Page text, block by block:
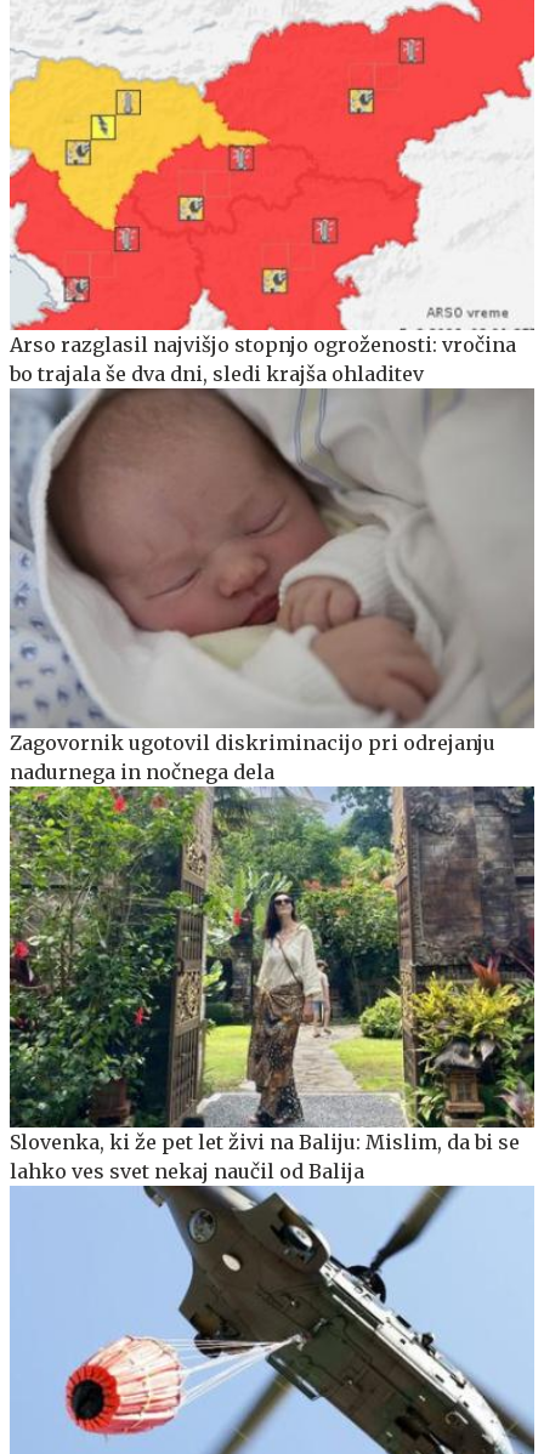
Arso razglasil najvišjo stopnjo ogroženosti: vročina
bo trajala še dva dni, sledi krajša ohladitev
Zagovornik ugotovil diskriminacijo pri odrejanju
nadurnega in nočnega dela
Slovenka, ki že pet let živi na Baliju: Mislim, da bi se
lahko ves svet nekaj naučil od Balija